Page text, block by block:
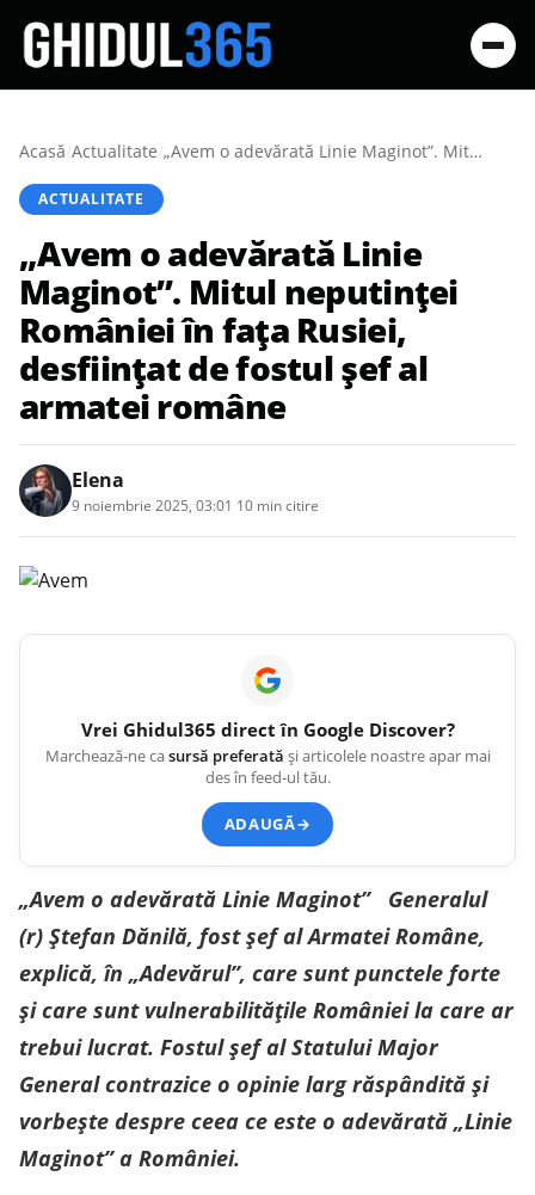
Acasă/Actualitate/ „Avem o adevărată Linie Maginot”. Mitul neputinței României în fața Rusiei, desființat de fostul șef al armatei române
ACTUALITATE
„Avem o adevărată Linie
Maginot”. Mitul neputinței
României în fața Rusiei,
desființat de fostul șef al
armatei române
Elena
9 noiembrie 2025, 03:01 10 min citire
Vrei Ghidul365 direct în Google Discover?
Marchează-ne casursă preferată și articolele noastre apar mai
des în feed-ul tău.
ADAUGĂ→
„Avem o adevărată Linie Maginot” Generalul
(r) Ștefan Dănilă, fost șef al Armatei Române,
explică, în „Adevărul”, care sunt punctele forte
și care sunt vulnerabilitățile României la care ar
trebui lucrat. Fostul șef al Statului Major
General contrazice o opinie larg răspândită și
vorbește despre ceea ce este o adevărată „Linie
Maginot” a României.